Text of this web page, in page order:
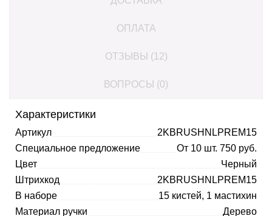
ОПЛАТА
ОТЗЫВЫ (12)
ВОПРОСЫ (0)
Характеристики
Артикул
2KBRUSHNLPREM15
Специальное предложение
От 10 шт. 750 руб.
Цвет
Черный
Штрихкод
2KBRUSHNLPREM15
В наборе
15 кистей, 1 мастихин
Материал ручки
Дерево